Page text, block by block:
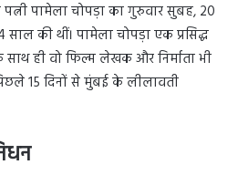
पामेला चोपड़ा का गुरुवार सुबह, 20
की थीं। पामेला चोपड़ा एक प्रसिद्ध
ही वो फिल्म लेखक और निर्माता भी
15 दिनों से मुंबई के लीलावती